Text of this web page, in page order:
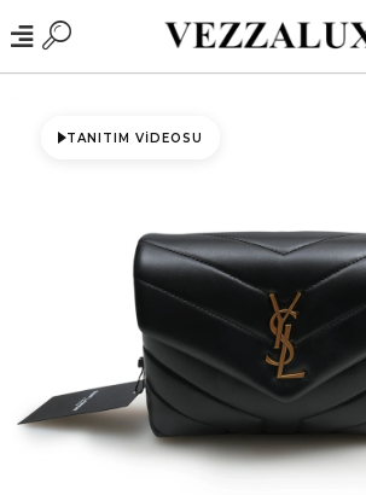
TANITIM VIDEOSU